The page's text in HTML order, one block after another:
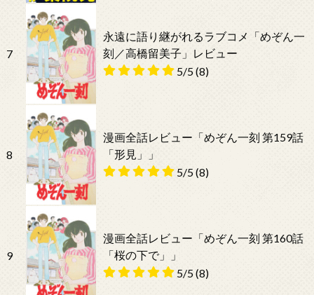
7
永遠に語り継がれるラブコメ「めぞん一
刻／高橋留美子」レビュー
5/5(8)
8
漫画全話レビュー「めぞん一刻 第159話
「形見」」
5/5(8)
9
漫画全話レビュー「めぞん一刻 第160話
「桜の下で」」
5/5(8)